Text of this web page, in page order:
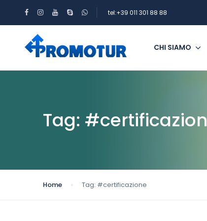
tel:+39 011 301 88 88
CHI SIAMO
Tag:
Home Tag: #certificazione